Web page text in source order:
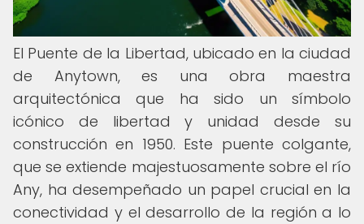
El Puente de la Libertad, ubicado en la ciudad
de Anytown, es una obra maestra
arquitectónica que ha sido un símbolo
icónico de libertad y unidad desde su
construcción en 1950. Este puente colgante,
que se extiende majestuosamente sobre el río
Any, ha desempeñado un papel crucial en la
conectividad y el desarrollo de la región a lo